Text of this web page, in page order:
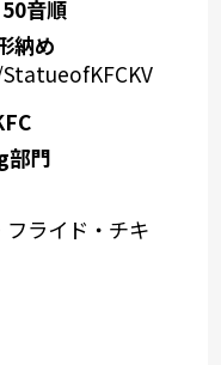
音順
納め
部門
フライド・チキ